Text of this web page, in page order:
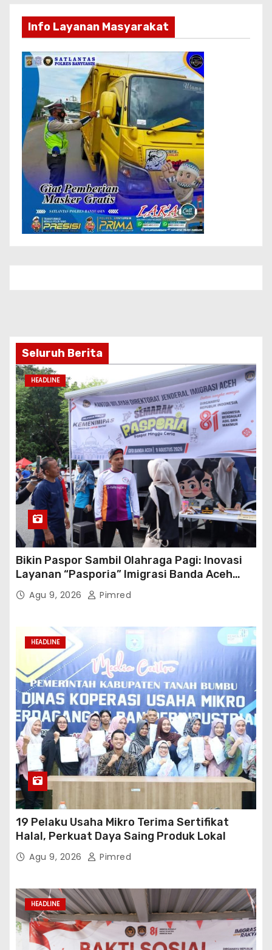
Info Layanan Masyarakat
Seluruh Berita
HEADLINE
Bikin Paspor Sambil Olahraga Pagi: Inovasi
Layanan “Pasporia” Imigrasi Banda Aceh
Buat CFD Makin Ceria
Agu 9, 2026 Pimred
HEADLINE
19 Pelaku Usaha Mikro Terima Sertifikat
Halal, Perkuat Daya Saing Produk Lokal
Agu 9, 2026 Pimred
HEADLINE